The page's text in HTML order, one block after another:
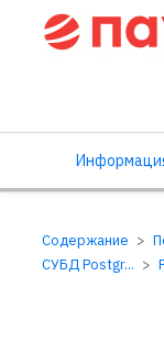
Содержание
СУБД Postgr...